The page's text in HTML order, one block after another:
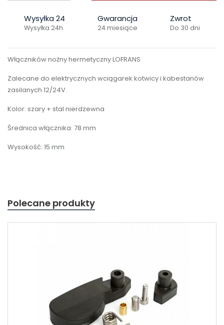
Wysyłka 24
Wysyłka 24h
Gwarancja
24 miesiące
Zwrot
Do 30 dni
Włączników nożny hermetyczny LOFRANS
Zalecane do elektrycznych wciągarek kotwicy i kabestanów
zasilanych 12/24V.
Kolor: szary + stal nierdzewna
Średnica włącznika: 78 mm
Wysokość: 15 mm
Polecane produkty